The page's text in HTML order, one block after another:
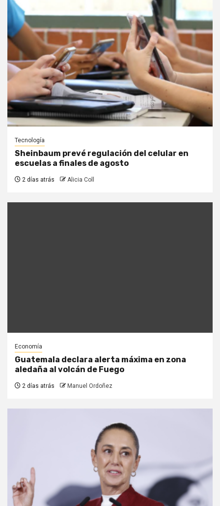
Tecnología
Sheinbaum prevé regulación del celular en
escuelas a finales de agosto
2 días atrás Alicia Coll
Economía
Guatemala declara alerta máxima en zona
aledaña al volcán de Fuego
2 días atrás Manuel Ordoñez